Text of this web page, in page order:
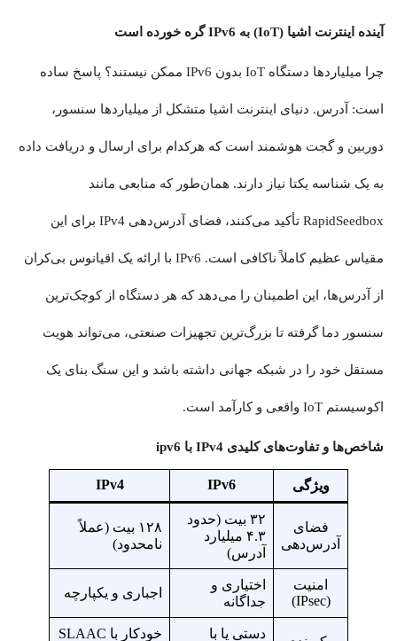
آینده اینترنت اشیا (IoT) به IPv6 گره خورده است
چرا میلیاردها دستگاه IoT بدون IPv6 ممکن نیستند؟ پاسخ ساده
است: آدرس. دنیای اینترنت اشیا متشکل از میلیاردها سنسور،
دوربین و گجت هوشمند است که هرکدام برای ارسال و دریافت داده
به یک شناسه یکتا نیاز دارند. همان‌طور که منابعی مانند
RapidSeedbox تأکید می‌کنند، فضای آدرس‌دهی IPv4 برای این
مقیاس عظیم کاملاً ناکافی است. IPv6 با ارائه یک اقیانوس بی‌کران
از آدرس‌ها، این اطمینان را می‌دهد که هر دستگاه از کوچک‌ترین
سنسور دما گرفته تا بزرگ‌ترین تجهیزات صنعتی، می‌تواند هویت
مستقل خود را در شبکه جهانی داشته باشد و این سنگ بنای یک
اکوسیستم IoT واقعی و کارآمد است.
شاخص‌ها و تفاوت‌‌های کلیدی IPv4 با ipv6
ویژگی IPv6
IPv4
فضای
آدرس‌دهی
۳۲ بیت (حدود
۴.۳ میلیارد
آدرس)
۱۲۸ بیت (عملاً
نامحدود)
امنیت
(IPsec)
اختیاری و
جداگانه
اجباری و یکپارچه
دستی یا با
خودکار با SLAAC